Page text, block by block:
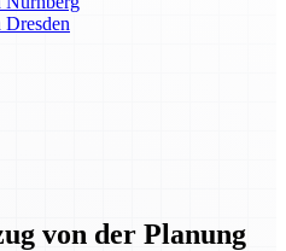
von der Planung